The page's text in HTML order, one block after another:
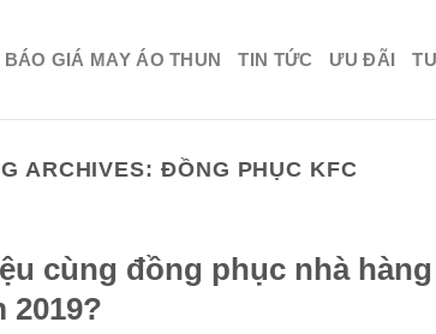
BÁO GIÁ MAY ÁO THUN TIN TỨC ƯU ĐÃI
ARCHIVES: ĐỒNG PHỤC KFC
cùng đồng phục nhà
2019?